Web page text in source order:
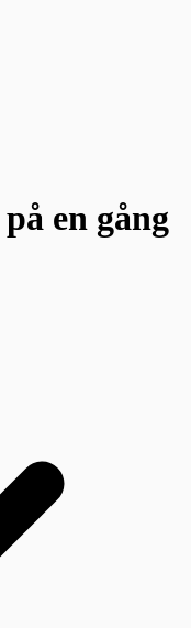
på en gång